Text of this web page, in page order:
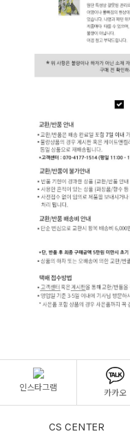
인스타그램
카카오
CS CENTER